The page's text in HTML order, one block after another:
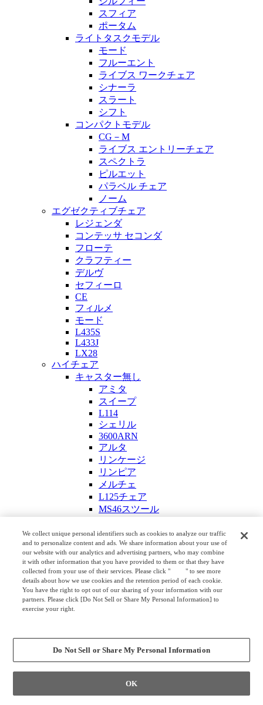
スフィア
ポータム
ライトタスクモデル
モード
フルーエント
ライブス ワークチェア
シナーラ
スラート
シフト
コンパクトモデル
CG－M
ライブス エントリーチェア
スペクトラ
ピルエット
パラベル チェア
ノーム
エグゼクティブチェア
レジェンダ
コンテッサ セコンダ
フローテ
クラフティー
デルヴ
セフィーロ
CE
フィルメ
モード
L435S
L433J
LX28
ハイチェア
キャスター無し
アミタ
スイープ
L114
シェリル
3600ARN
アルタ
リンケージ
リンピア
メルチェ
L125チェア
MS46スツール
コンテッサ セコンダ
サブリナ
シルフィー
モード
ライブス エントリーチェア
スペクトラ
ミーティング・カフェチェア
ミーティングチェア
キャスター付き
フローリス
We collect unique personal identifiers such as cookies to analyze our traffic
and to personalize content and ads. We share information about your use of
our website with our analytics and advertising partners, who may combine
it with other information that you have provided to them or that they have
collected from your use of their services. Please click "
here" to see more
details about how we use cookies and the retention period of each cookie.
You have the right to opt out of our sharing of your information with our
partners. Please click [Do Not Sell or Share My Personal Information] to
exercise your right.
Do Not Sell or Share My Personal Information
OK